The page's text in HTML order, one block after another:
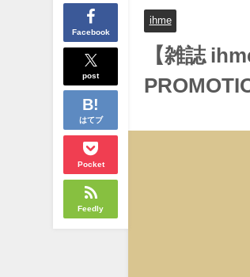
Facebook
post
はてブ
Pocket
Feedly
ihme
【雑誌